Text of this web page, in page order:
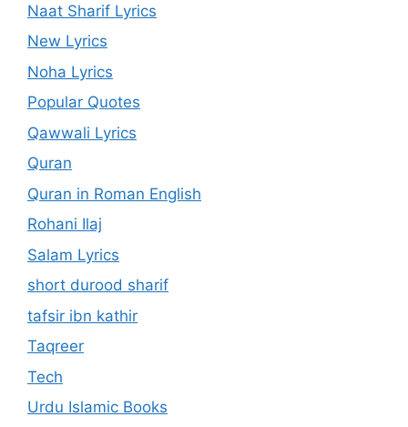
Naat Sharif Lyrics
New Lyrics
Noha Lyrics
Popular Quotes
Qawwali Lyrics
Quran
Quran in Roman English
Rohani Ilaj
Salam Lyrics
short durood sharif
tafsir ibn kathir
Taqreer
Tech
Urdu Islamic Books